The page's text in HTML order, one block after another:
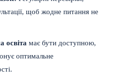
щоб жодне питання не
освіта має бути доступною,
оптимальне